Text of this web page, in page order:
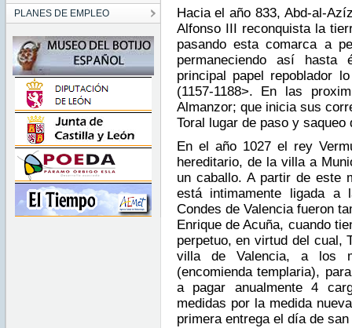
PLANES DE EMPLEO
Hacia el año 833, Abd-al-
Alfonso III reconquista la
pasando esta comarca a
permaneciendo así hasta
principal papel repoblador
(1157-1188>. En las
Almanzor; que inicia sus
Toral lugar de paso y
En el año 1027 el rey
hereditario, de la villa a
un caballo. A partir de este
está intimamente ligada
Condes de Valencia fueron
Enrique de Acuña, cuando
perpetuo, en virtud del cual,
villa de Valencia, a los
(encomienda templaria),
a pagar anualmente 4
medidas por la medida
primera entrega el día de